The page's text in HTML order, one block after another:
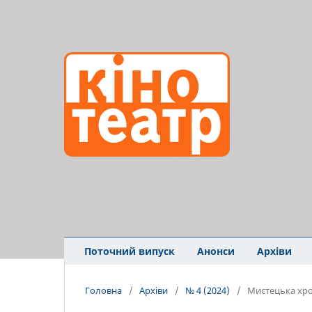
Поточний випуск Анонси Архіви
Головна / Архіви / № 4 (2024) / Мистецька